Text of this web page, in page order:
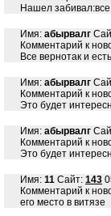
Нашел
Имя: абырвалг
Комментарий к
Все вернотак и
Имя: абырвалг
Комментарий к
Это будет
Имя: абырвалг
Комментарий к
Это будет
Имя: 11 Сайт: 143
Комментарий к
его место в витязе